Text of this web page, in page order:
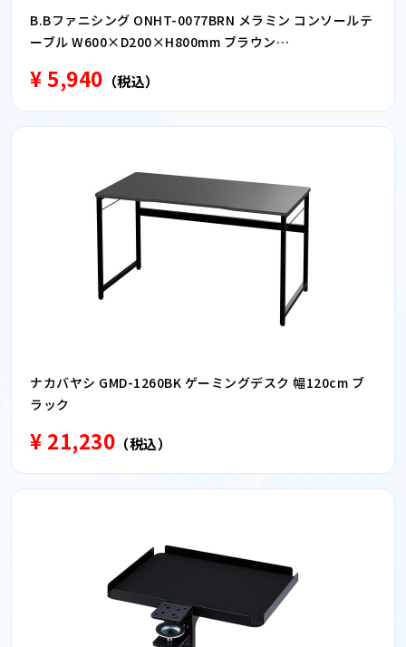
B.Bファニシング ONHT-0077BRN メラミン コンソールテ
ーブル W600×D200×H800mm ブラウン
¥ 5,940 （税込）
ナカバヤシ GMD-1260BK ゲーミングデスク 幅120cm ブ
ラック
¥ 21,230 （税込）